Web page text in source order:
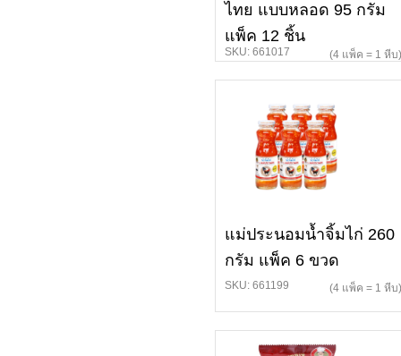
ไทย แบบหลอด 95 กรัม
แพ็ค 12 ชิ้น
SKU: 661017 (4 แพ็ค = 1 หีบ)
แม่ประนอมน้ำจิ้มไก่ 260
กรัม แพ็ค 6 ขวด
SKU: 661199 (4 แพ็ค = 1 หีบ)